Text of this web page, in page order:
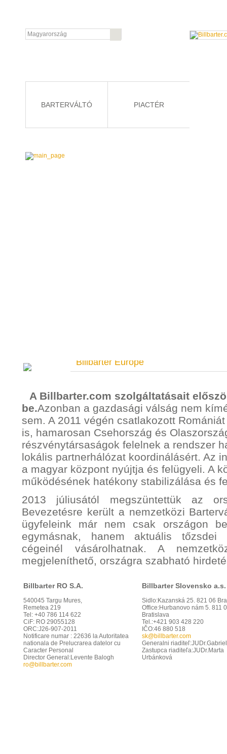
BARTERVÁLTÓ PIACTÉR
Billbarter Europe
A Billbarter.com szolgáltatásait
be.Azonban a gazdasági válság nem
sem. A 2011 végén csatlakozott
is, hamarosan Csehország és
részvénytársaságok felelnek a rendszer
lokális partnerhálózat koordinálásért. Az
a magyar központ nyújtja és felügyeli. A
működésének hatékony stabilizálása és
2013 júliusától megszüntettük az
Bevezetésre került a nemzetközi
ügyfeleink már nem csak országon
egymásnak, hanem aktuális tőzsdei
cégeinél vásárolhatnak. A
megjeleníthető, országra szabható
Billbarter RO S.A.
540045 Targu Mures,
Remetea 219
Tel: +40 786 114 622
CiF: RO 29055128
ORC:J26-907-2011
Notificare numar : 22636 la Autoritatea
nationala de Prelucrarea datelor cu
Caracter Personal
Director General:Levente Balogh
ro@billbarter.com
Billbarter Slovensko a.s.
Sidlo:Kazanská 25. 821 06
Office:Hurbanovo nám 5. 811
Bratislava
Tel.:+421 903 428 220
IČO:46 880 518
sk@billbarter.com
Generalni
Zastupca riaditeľa:JUDr.Marta
Urbánková